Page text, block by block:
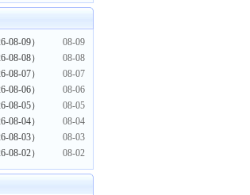
08-09）
08-09
08-08）
08-08
08-07）
08-07
08-06）
08-06
08-05）
08-05
08-04）
08-04
08-03）
08-03
08-02）
08-02